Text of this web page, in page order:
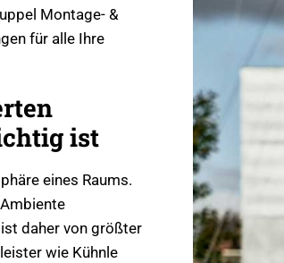
Montage- &
für alle Ihre
ist
eines Raums.
daher von größter
wie Kühnle